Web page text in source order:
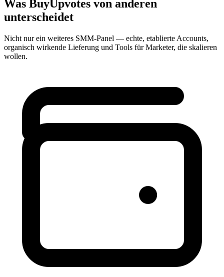
Was BuyUpvotes von anderen
unterscheidet
Nicht nur ein weiteres SMM-Panel — echte, etablierte Accounts,
organisch wirkende Lieferung und Tools für Marketer, die skalieren
wollen.